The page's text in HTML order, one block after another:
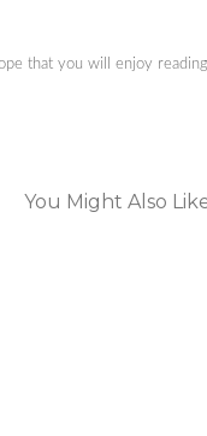
that you will enjoy
You Might Also